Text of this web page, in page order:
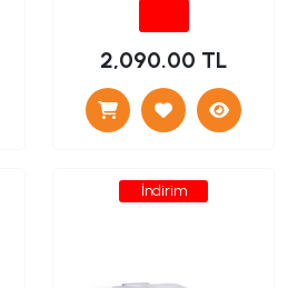
2,090.00 TL
İndirim